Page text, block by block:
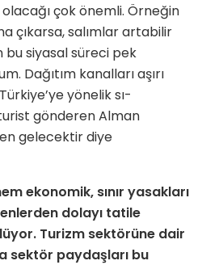
çok önemli. Örneğin
çıkarsa, salımlar artabilir
siyasal süreci pek
Dağıtım kanalları aşırı
yönelik sı­
gönderen Alman
gele­cektir diye
ekonomik, sınır yasakları
dolayı tatile
Turizm sektörüne dair
sektör paydaş­ları bu